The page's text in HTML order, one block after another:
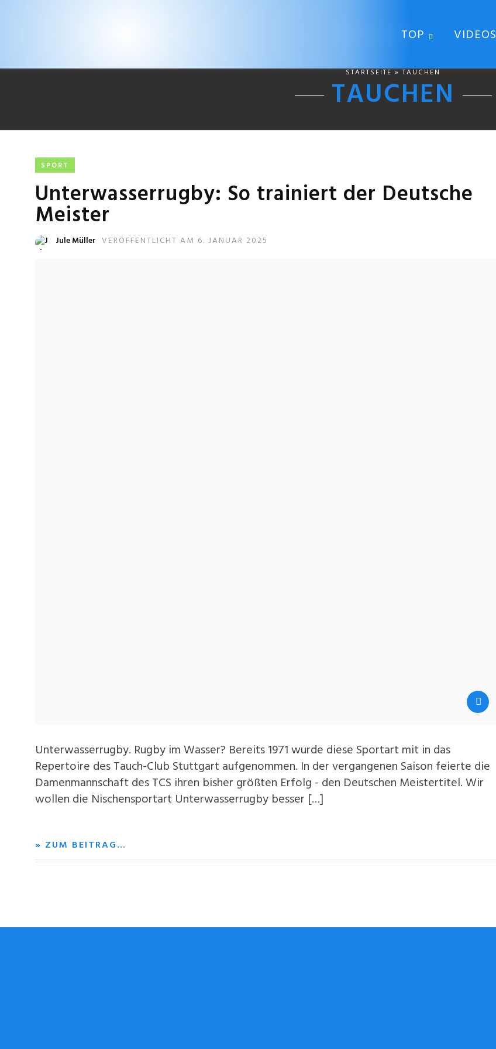
TOP VIDEOS
STARTSEITE » TAUCHEN
TAUCHEN
SPORT
Unterwasserrugby: So trainiert der Deutsche
Meister
Jule Müller VERÖFFENTLICHT AM 6. JANUAR 2025
Unterwasserrugby. Rugby im Wasser? Bereits 1971 wurde diese Sportart mit in das
Repertoire des Tauch-Club Stuttgart aufgenommen. In der vergangenen Saison feierte die
Damenmannschaft des TCS ihren bisher größten Erfolg - den Deutschen Meistertitel. Wir
wollen die Nischensportart Unterwasserrugby besser […]
» ZUM BEITRAG…